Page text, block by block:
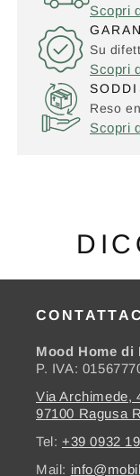
Scopri
Su
Scopri
Reso
Scopri
Mood Home di
P. IVA:
Via Archimede,
97100 Ragusa
Tel: +39 0932
Mail: